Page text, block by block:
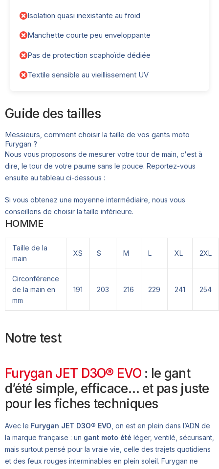
Isolation quasi inexistante au froid
Manchette courte peu enveloppante
Pas de protection scaphoïde dédiée
Textile sensible au vieillissement UV
Guide des tailles
Messieurs, comment choisir la taille de vos gants moto
Furygan ?
Nous vous proposons de mesurer votre tour de main, c'est à
dire, le tour de votre paume sans le pouce. Reportez-vous
ensuite au tableau ci-dessous :
Si vous obtenez une moyenne intermédiaire, nous vous
conseillons de choisir la taille inférieure.
HOMME
Taille de la
main
XS S M L XL 2XL
Circonférence
de la main en
mm
191 203 216 229 241 254
Notre test
Furygan JET D3O® EVO: le gant
d’été simple, efficace… et pas juste
pour les fiches techniques
Avec le Furygan JET D3O® EVO , on est en plein dans l’ADN de
la marque française : un gant moto été léger, ventilé, sécurisant,
mais surtout pensé pour la vraie vie, celle des trajets quotidiens
et des feux rouges interminables en plein soleil. Furygan ne